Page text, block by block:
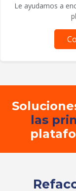
Le ayudamos a
las